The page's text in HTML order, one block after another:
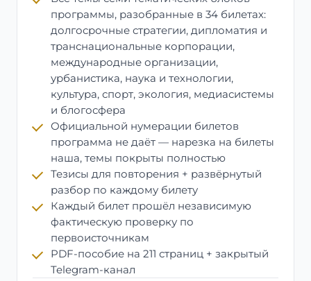
программы, разобранные в 34 билетах:
долгосрочные стратегии, дипломатия и
транснациональные корпорации,
международные организации,
урбанистика, наука и технологии,
культура, спорт, экология, медиасистемы
и блогосфера
Официальной нумерации билетов
программа не даёт — нарезка на билеты
наша, темы покрыты полностью
Тезисы для повторения + развёрнутый
разбор по каждому билету
Каждый билет прошёл независимую
фактическую проверку по
первоисточникам
PDF-пособие на 211 страниц + закрытый
Telegram-канал